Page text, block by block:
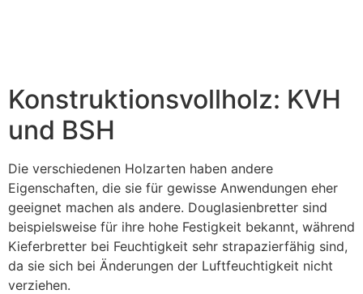
Konstruktionsvollholz: KVH
und BSH
Die verschiedenen Holzarten haben andere
Eigenschaften, die sie für gewisse Anwendungen eher
geeignet machen als andere. Douglasienbretter sind
beispielsweise für ihre hohe Festigkeit bekannt, während
Kieferbretter bei Feuchtigkeit sehr strapazierfähig sind,
da sie sich bei Änderungen der Luftfeuchtigkeit nicht
verziehen.